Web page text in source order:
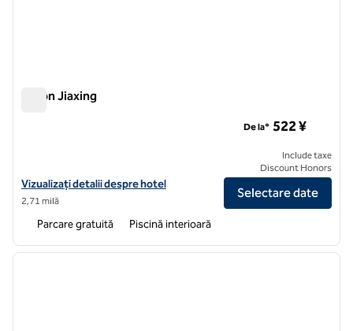
Hilton Jiaxing
Vizualizați detaliile hotelului pentru Hilton Jiaxing
Vizualizați detalii despre hotel
2,71 milă
De la* 522 ¥
Include taxe
Discount Honors
Selectare date
Parcare gratuită Piscină interioară
1 din 12